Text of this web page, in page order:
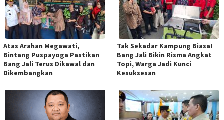
Atas Arahan Megawati,
Bintang Puspayoga Pastikan
Bang Jali Terus Dikawal dan
Dikembangkan
Tak Sekadar Kampung Biasa!
Bang Jali Bikin Risma Angkat
Topi, Warga Jadi Kunci
Kesuksesan